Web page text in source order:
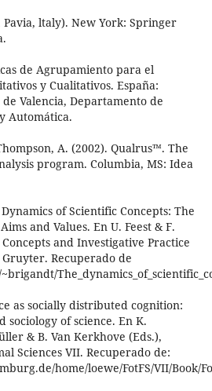
Pavia, ltaly). New York: Springer
de Agrupamiento para el
y Cualitativos. España:
Valencia, Departamento de
Automática.
A. (2002). Qualrus™. The
program. Columbia, MS: Idea
of Scientific Concepts: The
and Values. En U. Feest & F.
and Investigative Practice
Recuperado de
as socially distributed cognition:
of science. En K.
& B. Van Kerkhove (Eds.),
Sciences VII. Recuperado de:
home/loewe/FotFS/VII/Book/